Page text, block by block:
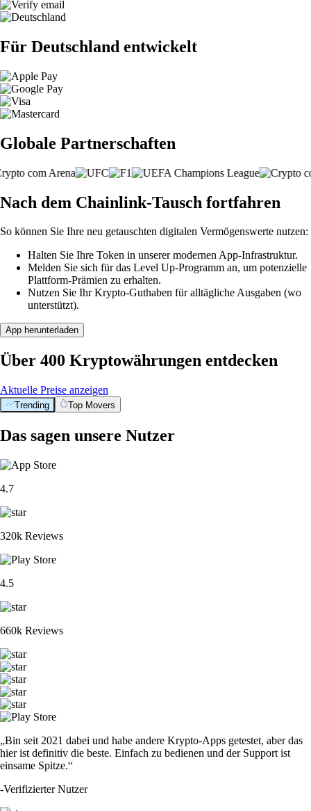
Für Deutschland entwickelt
Globale Partnerschaften
Nach dem Chainlink-Tausch fortfahren
So können Sie Ihre neu getauschten digitalen Vermögenswerte nutzen:
Halten Sie Ihre Token in unserer modernen App-Infrastruktur.
Melden Sie sich für das Level Up-Programm an, um potenzielle
Plattform-Prämien zu erhalten.
Nutzen Sie Ihr Krypto-Guthaben für alltägliche Ausgaben (wo
unterstützt).
App herunterladen
Über 400 Kryptowährungen entdecken
Aktuelle Preise anzeigen
Trending Top Movers
Das sagen unsere Nutzer
4.7
320k Reviews
4.5
660k Reviews
„Bin seit 2021 dabei und habe andere Krypto-Apps getestet, aber das
hier ist definitiv die beste. Einfach zu bedienen und der Support ist
einsame Spitze.“
-Verifizierter Nutzer